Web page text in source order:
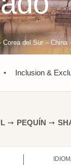
Corea del Sur – China
• Inclusion &
➙ PEQUÍN ➙